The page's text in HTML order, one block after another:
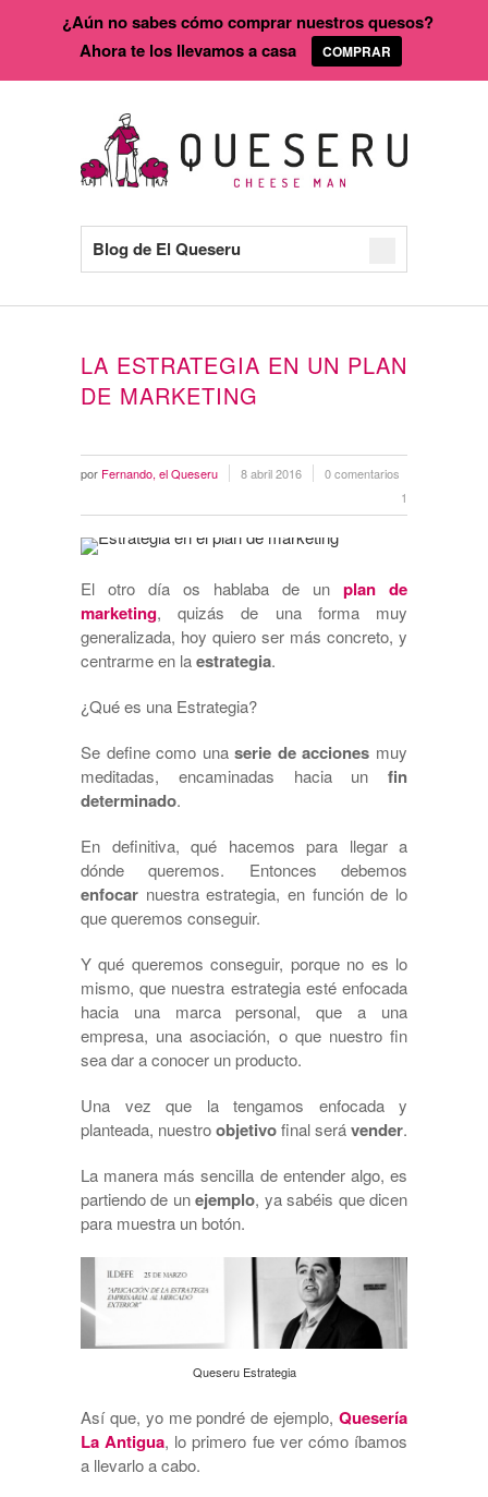
Blog de El Queseru
LA ESTRATEGIA EN UN PLAN
DE MARKETING
por Fernando, el Queseru 8 abril 2016
0 comentarios
1
El otro día os hablaba de un plan de
marketing, quizás de una forma muy
generalizada, hoy quiero ser más concreto, y
centrarme en laestrategia.
¿Qué es una Estrategia?
Se define como unaserie de acciones muy
meditadas, encaminadas hacia un fin
determinado.
En definitiva, qué hacemos para llegar a
dónde queremos. Entonces debemos
enfocar nuestra estrategia, en función de lo
que queremos conseguir.
Y qué queremos conseguir, porque no es lo
mismo, que nuestra estrategia esté enfocada
hacia una marca personal, que a una
empresa, una asociación, o que nuestro fin
sea dar a conocer un producto.
Una vez que la tengamos enfocada y
planteada, nuestroobjetivofinal serávender.
La manera más sencilla de entender algo, es
partiendo de unejemplo, ya sabéis que dicen
para muestra un botón.
Queseru Estrategia
Así que, yo me pondré de ejemplo, Quesería
La Antigua, lo primero fue ver cómo íbamos
a llevarlo a cabo.
¿Aún no sabes cómo comprar nuestros quesos?
Ahora te los llevamos a casa
COMPRAR